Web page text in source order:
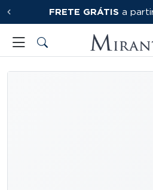
FRETE GRÁTIS a